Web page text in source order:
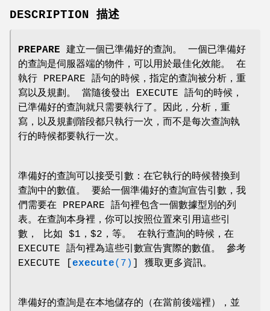
DESCRIPTION 描述
PREPARE 建立一個已準備好的查詢。 一個已準備好
的查詢是伺服器端的物件，可以用於最佳化效能。 在
執行 PREPARE 語句的時候，指定的查詢被分析，重
寫以及規劃。 當隨後發出 EXECUTE 語句的時候，
已準備好的查詢就只需要執行了。因此，分析，重
寫，以及規劃階段都只執行一次，而不是每次查詢執
行的時候都要執行一次。
準備好的查詢可以接受引數：在它執行的時候替換到
查詢中的數值。 要給一個準備好的查詢宣告引數，我
們需要在 PREPARE 語句裡包含一個數據型別的列
表。在查詢本身裡，你可以按照位置來引用這些引
數， 比如 $1，$2，等。 在執行查詢的時候，在
EXECUTE 語句裡為這些引數宣告實際的數值。 參考
EXECUTE [ execute(7) ] 獲取更多資訊。
準備好的查詢是在本地儲存的（在當前後端裡），並